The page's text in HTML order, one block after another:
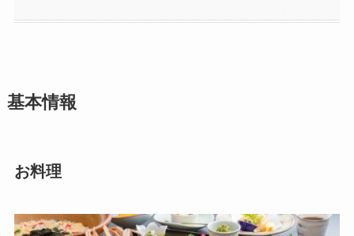
基本情報
お料理